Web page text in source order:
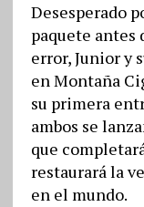
Desesperado
paquete antes
error, Junior y
en Montaña
su primera
ambos se
que
restaurará la
en el mundo.